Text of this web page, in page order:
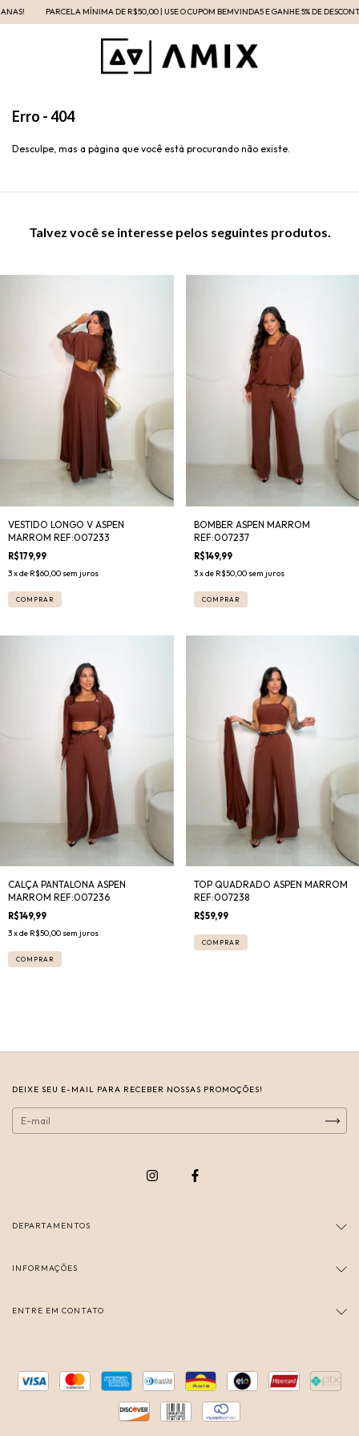
PARCELA MÍNIMA DE R$50,00 | USE O CUPOM BEMVINDA5 E GANHE 5% DE
Erro - 404
Desculpe, mas a página que você está procurando não existe.
Talvez você se interesse pelos seguintes produtos.
VESTIDO LONGO V ASPEN
MARROM REF:007233
R$179,99
3x de R$60,00 sem juros
COMPRAR
BOMBER ASPEN MARROM
REF:007237
R$149,99
3x de R$50,00 sem juros
COMPRAR
CALÇA PANTALONA ASPEN
MARROM REF:007236
R$149,99
3x de R$50,00 sem juros
COMPRAR
TOP QUADRADO ASPEN MARROM
REF:007238
R$59,99
COMPRAR
DEIXE SEU E-MAIL PARA RECEBER NOSSAS PROMOÇÕES!
DEPARTAMENTOS
INFORMAÇÕES
ENTRE EM CONTATO